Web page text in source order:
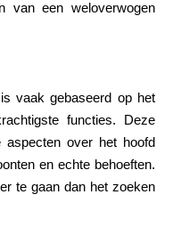
van een weloverwogen
vaak gebaseerd op het
functies. Deze
aspecten over het hoofd
en echte behoeften.
te gaan dan het zoeken